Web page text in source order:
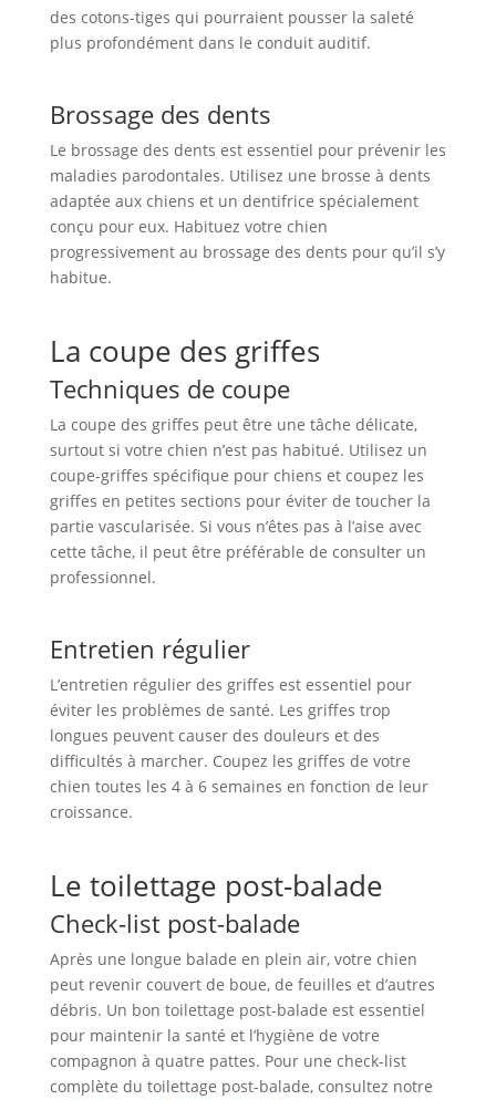
des cotons-tiges qui pourraient pousser la saleté
plus profondément dans le conduit auditif.
Brossage des dents
Le brossage des dents est essentiel pour prévenir les
maladies parodontales. Utilisez une brosse à dents
adaptée aux chiens et un dentifrice spécialement
conçu pour eux. Habituez votre chien
progressivement au brossage des dents pour qu’il s’y
habitue.
La coupe des griffes
Techniques de coupe
La coupe des griffes peut être une tâche délicate,
surtout si votre chien n’est pas habitué. Utilisez un
coupe-griffes spécifique pour chiens et coupez les
griffes en petites sections pour éviter de toucher la
partie vascularisée. Si vous n’êtes pas à l’aise avec
cette tâche, il peut être préférable de consulter un
professionnel.
Entretien régulier
L’entretien régulier des griffes est essentiel pour
éviter les problèmes de santé. Les griffes trop
longues peuvent causer des douleurs et des
difficultés à marcher. Coupez les griffes de votre
chien toutes les 4 à 6 semaines en fonction de leur
croissance.
Le toilettage post-balade
Check-list post-balade
Après une longue balade en plein air, votre chien
peut revenir couvert de boue, de feuilles et d’autres
débris. Un bon toilettage post-balade est essentiel
pour maintenir la santé et l’hygiène de votre
compagnon à quatre pattes. Pour une check-list
complète du toilettage post-balade, consultez notre